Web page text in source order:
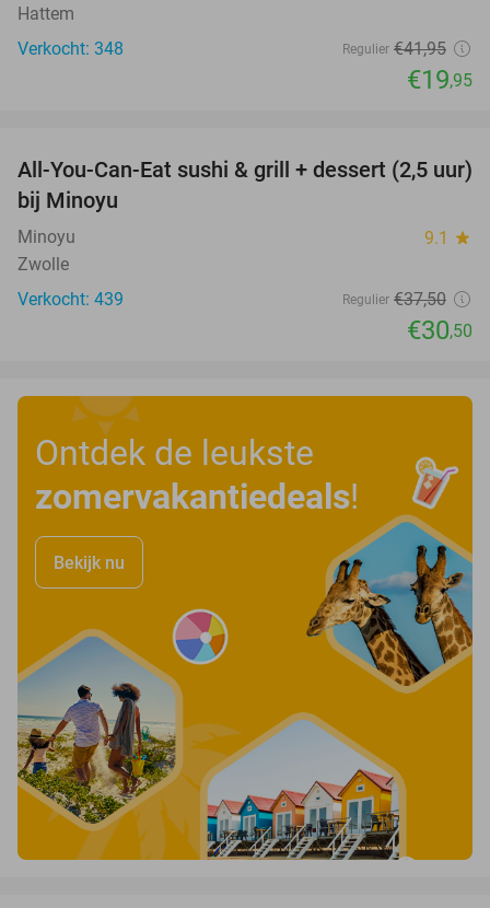
Hattem
Verkocht: 348
Regulier €41,95
€19,95
19%
All-You-Can-Eat sushi & grill + dessert (2,5 uur)
bij Minoyu
Minoyu 9.1 star
Zwolle
Verkocht: 439
Regulier €37,50
€30,50
Ontdek de leukste
zomervakantiedeals!
Bekijk nu